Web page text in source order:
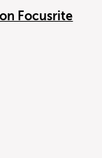
Focusrite